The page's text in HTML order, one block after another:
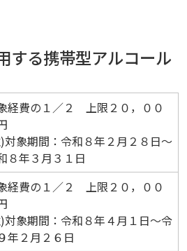
する携帯型アルコール
経費の１／２ 上限２０，００
対象期間：令和８年２月２８日～
８年３月３１日
経費の１／２ 上限２０，００
対象期間：令和８年４月１日～令
年２月２６日